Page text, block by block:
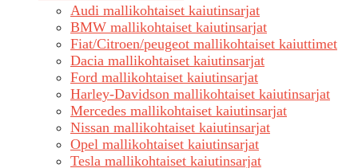
Audi mallikohtaiset kaiutinsarjat
BMW mallikohtaiset kaiutinsarjat
Fiat/Citroen/peugeot mallikohtaiset kaiuttimet
Dacia mallikohtaiset kaiutinsarjat
Ford mallikohtaiset kaiutinsarjat
Harley-Davidson mallikohtaiset kaiutinsarjat
Mercedes mallikohtaiset kaiutinsarjat
Nissan mallikohtaiset kaiutinsarjat
Opel mallikohtaiset kaiutinsarjat
Tesla mallikohtaiset kaiutinsarjat